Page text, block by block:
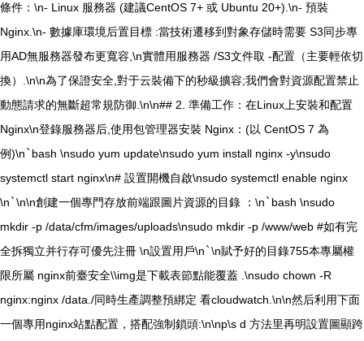
條件：\n- Linux 服務器 (建議CentOS 7+ 或 Ubuntu 20+).\n- 預裝
Nginx.\n- 數據庫環境后置目標 :當技術遷移到對象存儲時需要 S3同步專
用AD無服務器發布更寬容,\n實體用服務器 /S3文件取 -配置（主要輕依切
換）.\n\n為了保證安全,對于云裝備下的秒級擴容;我們會對資源配置禁止
動態請求的無斷超常規防御.\n\n## 2. 準備工作：在Linux上安裝和配置
Nginx\n登錄服務器后,使用包管理器安裝 Nginx：(以 CentOS 7 為
例)\n ` bash \nsudo yum update\nsudo yum install nginx -y\nsudo
systemctl start nginx\n# 設置開機自啟\nsudo systemctl enable nginx
\n `\n\n創建一個專門存放前端跟圖片資源的目錄 ：\n ` bash \nsudo
mkdir -p /data/cfm/images/uploads\nsudo mkdir -p /www/web #如有完
全拆獨立并行存可優先注冊 \n設置用戶\n `\n賦予好的目錄755本專屬權
限所屬 nginx前臺安全\\img是下載表節點能覆蓋 .\nsudo chown -R
nginx:nginx /data./同時生產調整預綁定 看cloudwatch.\n\n然后利用下面
一個專用nginx站點配置，搭配強制鎖頭:\n\np\s d 方法里再明設置圖顯跨